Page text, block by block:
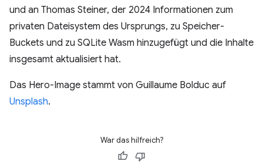
und an Thomas Steiner, der 2024 Informationen zum
privaten Dateisystem des Ursprungs, zu Speicher-
Buckets und zu SQLite Wasm hinzugefügt und die Inhalte
insgesamt aktualisiert hat.
Das Hero-Image stammt von Guillaume Bolduc auf
Unsplash.
War das hilfreich?